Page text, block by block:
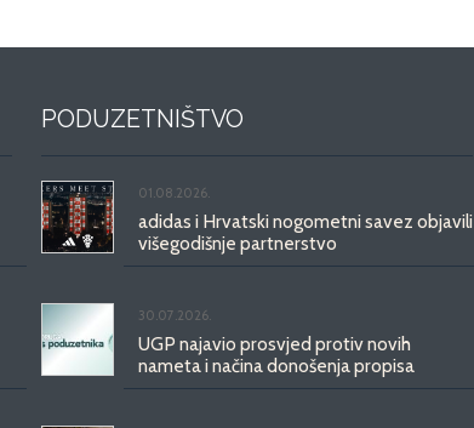
PODUZETNIŠTVO
01.08.2026.
adidas i Hrvatski nogometni savez objavili
višegodišnje partnerstvo
30.07.2026.
UGP najavio prosvjed protiv novih
nameta i načina donošenja propisa